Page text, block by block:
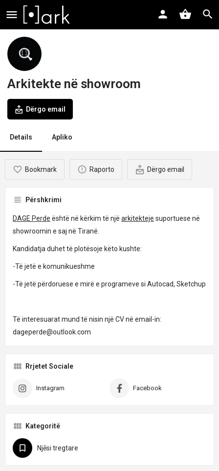
Arkitekte në showroom
Dërgo email
Details Apliko
Bookmark Raporto Dërgo email
Përshkrimi
DAGE Perde është në kërkim të një arkitekteje suportuese në
showroomin e saj në Tiranë.
Kandidatja duhet të plotësoje këto kushte:
-Të jetë e komunikueshme
-Të jetë përdoruese e mirë e programeve si Autocad, Sketchup
Të interesuarat mund të nisin një CV në email-in:
dageperde@outlook.com
Rrjetet Sociale
Instagram Facebook
Kategoritë
Njēsi tregtare